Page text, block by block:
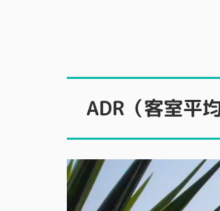
ADR（客室平